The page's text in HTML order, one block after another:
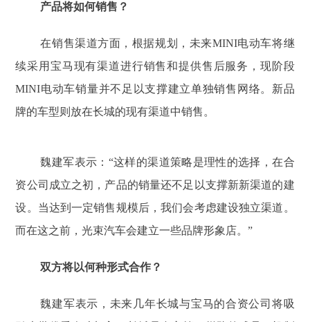
产品将如何销售？
在销售渠道方面，根据规划，未来MINI电动车将继
续采用宝马现有渠道进行销售和提供售后服务，现阶段
MINI电动车销量并不足以支撑建立单独销售网络。新品
牌的车型则放在长城的现有渠道中销售。
魏建军表示：“这样的渠道策略是理性的选择，在合
资公司成立之初，产品的销量还不足以支撑新新渠道的建
设。当达到一定销售规模后，我们会考虑建设独立渠道。
而在这之前，光束汽车会建立一些品牌形象店。”
双方将以何种形式合作？
魏建军表示，未来几年长城与宝马的合资公司将吸